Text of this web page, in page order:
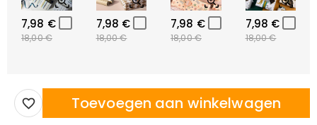
7,98 €
18,00 €
7,98 €
18,00 €
7,98 €
18,00 €
7,98 €
18,00 €
Toevoegen aan winkelwagen